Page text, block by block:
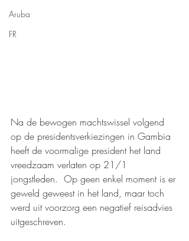
Aruba
FR
Na de bewogen machtswissel volgend
op de presidentsverkiezingen in Gambia
heeft de voormalige president het land
vreedzaam verlaten op 21/1
jongstleden.  Op geen enkel moment is er
geweld geweest in het land, maar toch
werd uit voorzorg een negatief reisadvies
uitgeschreven.